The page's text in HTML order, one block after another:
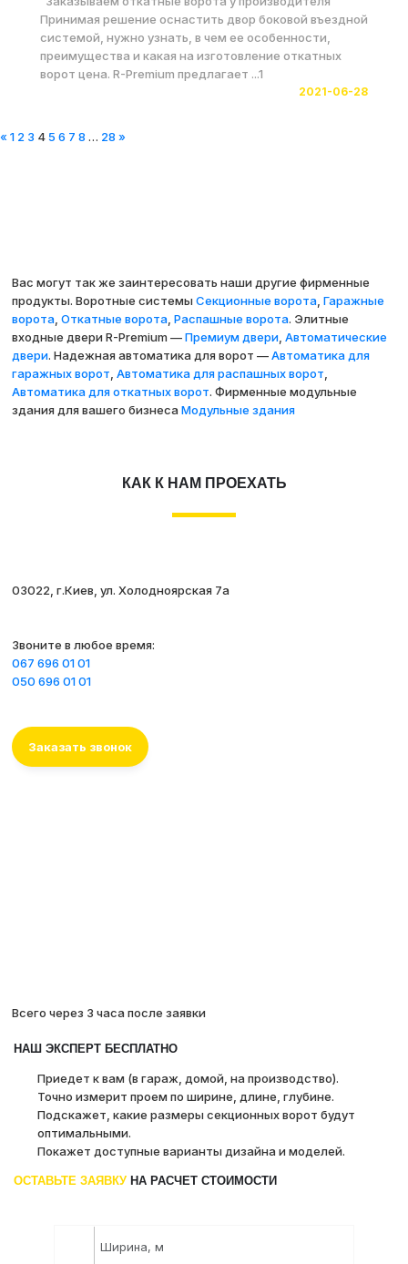
Принимая решение оснастить двор боковой въездной
системой, нужно узнать, в чем ее особенности,
преимущества и какая на изготовление откатных
ворот цена. R-Premium предлагает ...1
2021-06-28
«1 2 3 45 6 7 8 … 28 »
Вас могут так же заинтересовать наши другие фирменные
продукты. Воротные системы Секционные ворота Гаражные
ворота Откатные ворота Распашные ворота. Элитные
входные двери R-Premium —Премиум двери Автоматические
двери. Надежная автоматика для ворот —Автоматика для
гаражных ворот Автоматика для распашных ворот
Автоматика для откатных ворот. Фирменные модульные
здания для вашего бизнеса Модульные здания
КАК К НАМ ПРОЕХАТЬ
03022, г.Киев, ул. Холодноярская 7а
Звоните в любое время:
067 696 01 01
050 696 01 01
Заказать звонок
Всего через 3 часа после заявки
НАШ ЭКСПЕРТ БЕСПЛАТНО
Приедет к вам (в гараж, домой, на производство).
Точно измерит проем по ширине, длине, глубине.
Подскажет, какие размеры секционных ворот будут
оптимальными.
Покажет доступные варианты дизайна и моделей.
ОСТАВЬТЕ ЗАЯВКУ НА РАСЧЕТ СТОИМОСТИ